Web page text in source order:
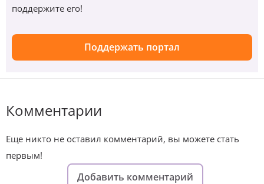
поддержите его!
Поддержать портал
Комментарии
Еще никто не оставил комментарий, вы можете стать
первым!
Добавить комментарий